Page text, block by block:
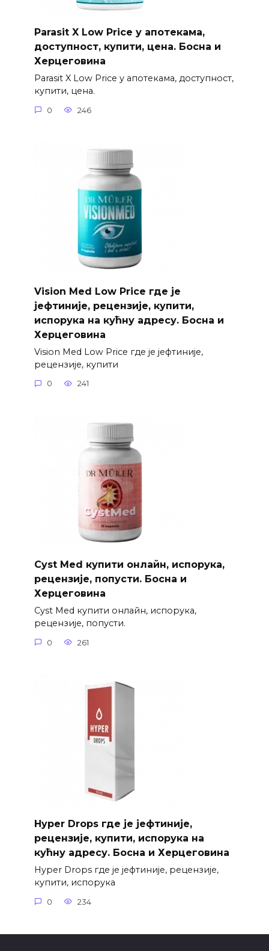
Parasit X Low Price у апотекама,
доступност, купити, цена. Босна и
Херцеговина
Parasit X Low Price у апотекама, доступност,
купити, цена.
0 246
Vision Med Low Price где је
јефтиније, рецензије, купити,
испорука на кућну адресу. Босна и
Херцеговина
Vision Med Low Price где је јефтиније,
рецензије, купити
0 241
Cyst Med купити онлайн, испорука,
рецензије, попусти. Босна и
Херцеговина
Cyst Med купити онлайн, испорука,
рецензије, попусти.
0 261
Hyper Drops где је јефтиније,
рецензије, купити, испорука на
кућну адресу. Босна и Херцеговина
Hyper Drops где је јефтиније, рецензије,
купити, испорука
0 234